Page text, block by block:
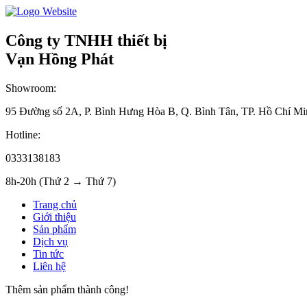
Công ty TNHH thiết bị
Vạn Hồng Phát
Showroom:
95 Đường số 2A, P. Bình Hưng Hòa B, Q. Bình Tân, TP. Hồ Chí
Hotline:
0333138183
8h-20h (Thứ 2 → Thứ 7)
Trang chủ
Giới thiệu
Sản phẩm
Dịch vụ
Tin tức
Liên hệ
Thêm sản phẩm thành công!